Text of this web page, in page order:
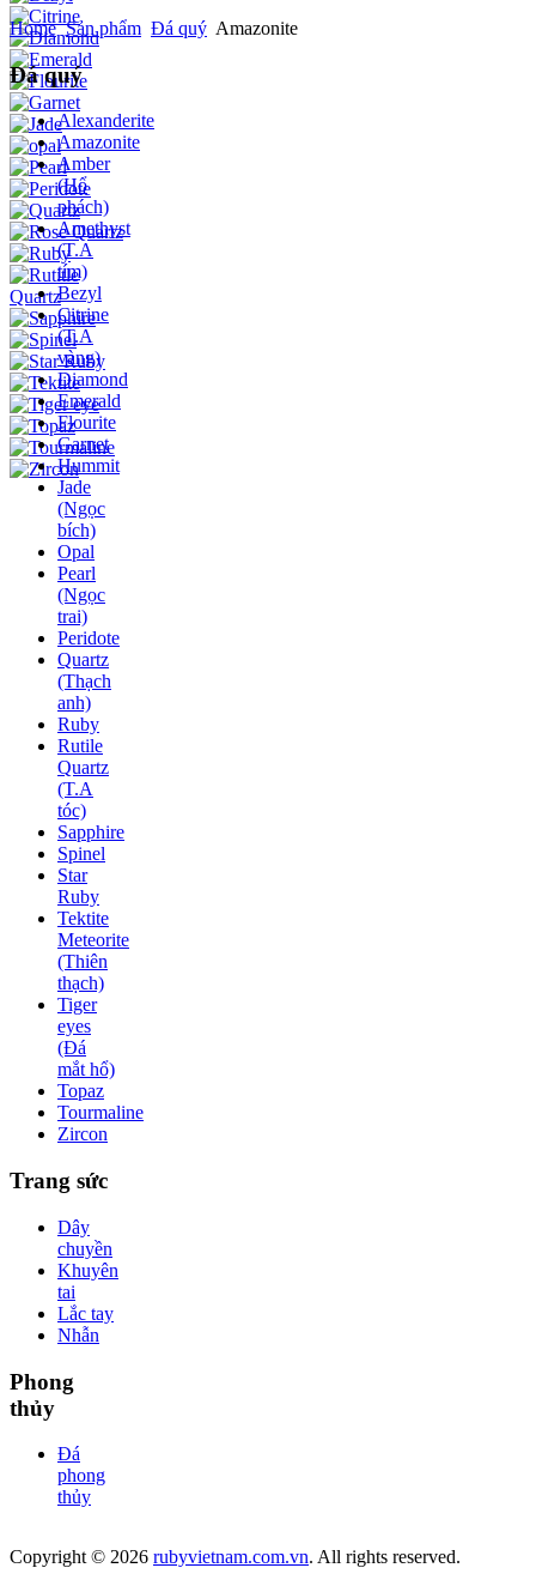
Home Sản phẩm Đá quý Amazonite
Đá quý
Alexanderite
Amazonite
Amber
(Hổ
phách)
Amethyst
(T.A
tím)
Bezyl
Citrine
(T.A
vàng)
Diamond
Emerald
Flourite
Garnet
Hummit
Jade
(Ngọc
bích)
Opal
Pearl
(Ngọc
trai)
Peridote
Quartz
(Thạch
anh)
Ruby
Rutile
Quartz
(T.A
tóc)
Sapphire
Spinel
Star
Ruby
Tektite
Meteorite
(Thiên
thạch)
Tiger
eyes
(Đá
mắt hổ)
Topaz
Tourmaline
Zircon
Trang sức
Dây
chuyền
Khuyên
tai
Lắc tay
Nhẫn
Phong
thủy
Đá
phong
thủy
Copyright © 2026 rubyvietnam.com.vn. All rights reserved.